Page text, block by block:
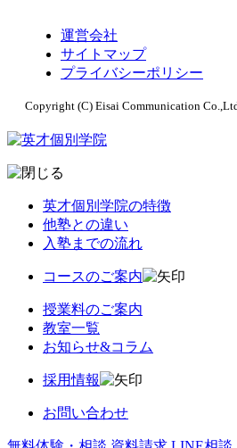
運営会社
サイトマップ
プライバシーポリシー
Copyright (C) Eisai Communication
英才個別学院の特徴
他塾との違い
入塾までの流れ
コースのご案内
授業料のご案内
教室一覧
お知らせ&コラム
採用情報
お問い合わせ